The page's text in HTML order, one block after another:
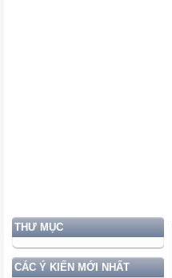
THƯ MỤC
CÁC Ý KIẾN MỚI NHẤT